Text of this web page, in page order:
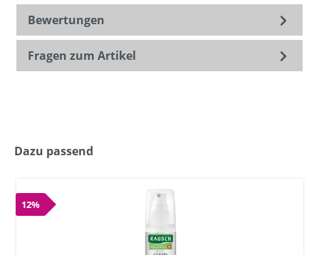
Bewertungen
Fragen zum Artikel
Dazu passend
12%